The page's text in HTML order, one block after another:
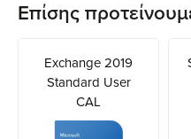
Επίσης
Exchange 2019
Standard User
CAL